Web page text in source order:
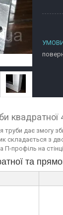
дає змогу
складається з
П-профіль на
та